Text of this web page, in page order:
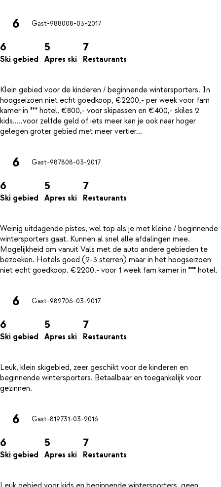
6 Gast-988008-03-2017
6
Ski gebied
5
Apres ski
7
Restaurants
Klein gebied voor de kinderen / beginnende wintersporters. In
hoogseizoen niet echt goedkoop, €2200,- per week voor fam
kamer in *** hotel, €800,- voor skipassen en €400,- skiles 2
kids.....voor zelfde geld of iets meer kan je ook naar hoger
6 Gast-987808-03-2017
6
Ski gebied
5
Apres ski
7
Restaurants
Weinig uitdagende pistes, wel top als je met kleine / beginnende
wintersporters gaat. Kunnen al snel alle afdalingen mee.
Mogelijkheid om vanuit Vals met de auto andere gebieden te
bezoeken. Hotels goed (2-3 sterren) maar in het hoogseizoen
6 Gast-982706-03-2017
6
Ski gebied
5
Apres ski
7
Restaurants
Leuk, klein skigebied, zeer geschikt voor de kinderen en
beginnende wintersporters. Betaalbaar en toegankelijk voor
6 Gast-819731-03-2016
6
Ski gebied
5
Apres ski
7
Restaurants